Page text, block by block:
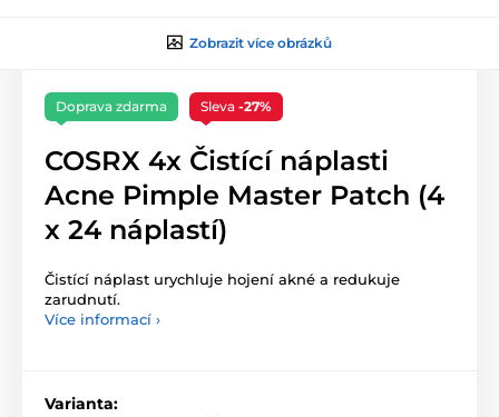
Zobrazit více obrázků
Doprava zdarma Sleva -27%
COSRX 4x Čistící náplasti
Acne Pimple Master Patch (4
x 24 náplastí)
Čistící náplast urychluje hojení akné a redukuje
zarudnutí.
Více informací ›
Varianta: